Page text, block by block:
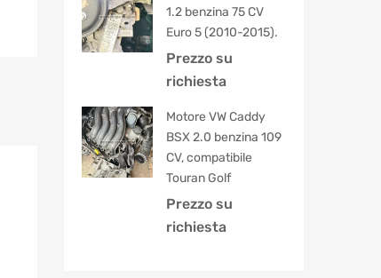
1.2 benzina 75 CV
Euro 5 (2010-2015).
Prezzo su
richiesta
Motore VW Caddy
BSX 2.0 benzina 109
CV, compatibile
Touran Golf
Prezzo su
richiesta